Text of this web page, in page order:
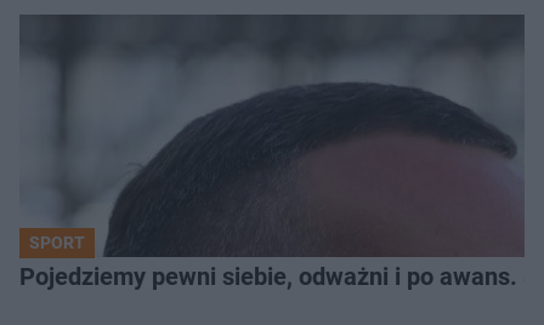
SPORT
Pojedziemy pewni siebie, odważni i po awans.